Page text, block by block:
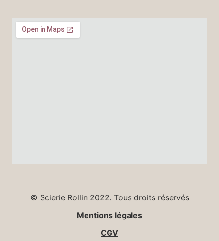
© Scierie Rollin 2022. Tous droits réservés
Mentions légales
CGV